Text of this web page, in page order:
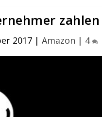
2017| Amazon | 4